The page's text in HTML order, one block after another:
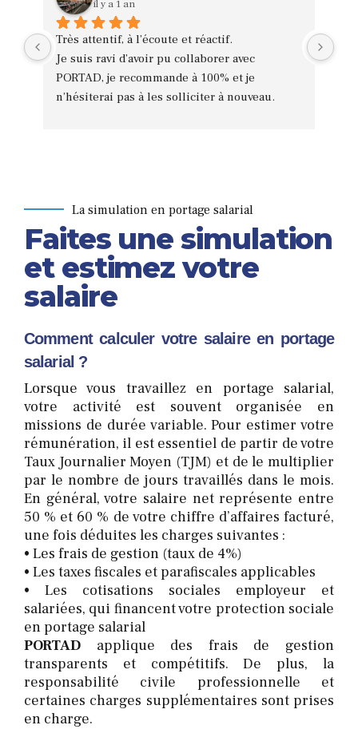
il y a 1 an
Très attentif, à l’écoute et réactif.
Je suis ravi d’avoir pu collaborer avec
PORTAD, je recommande à 100% et je
n’hésiterai pas à les solliciter à nouveau.
La simulation en portage salarial
Faites une simulation
et estimez votre
salaire
Comment calculer votre salaire en portage
salarial ?
Lorsque vous travaillez en portage salarial,
votre activité est souvent organisée en
missions de durée variable. Pour estimer votre
rémunération, il est essentiel de partir de votre
Taux Journalier Moyen (TJM) et de le multiplier
par le nombre de jours travaillés dans le mois.
En général, votre salaire net représente entre
50 % et 60 % de votre chiffre d’affaires facturé,
une fois déduites les charges suivantes :
• Les frais de gestion (taux de 4%)
• Les taxes fiscales et parafiscales applicables
• Les cotisations sociales employeur et
salariées, qui financent votre protection sociale
en portage salarial
PORTAD applique des frais de gestion
transparents et compétitifs. De plus, la
responsabilité civile professionnelle et
certaines charges supplémentaires sont prises
en charge.